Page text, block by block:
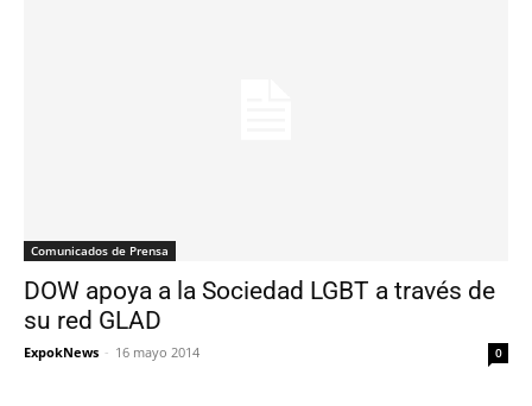
Comunicados de Prensa
DOW apoya a la Sociedad LGBT a través de
su red GLAD
ExpokNews - 16 mayo 2014 0